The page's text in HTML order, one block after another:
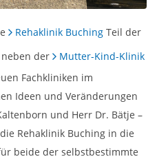
Rehaklinik Buching Teil der
neben der
Mutter-Kind-Klinik
Fachkliniken im
Ideen und Veränderungen
und Herr Dr. Bätje –
Rehaklinik Buching in die
beide der selbstbestimmte